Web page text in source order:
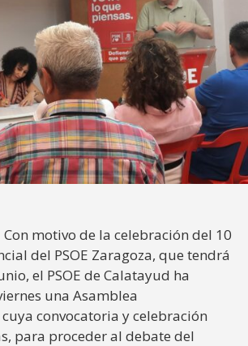
Con motivo de la celebración del 10
del PSOE Zaragoza, que tendrá
el PSOE de Calatayud ha
una Asamblea
convocatoria y celebración
para proceder al debate del